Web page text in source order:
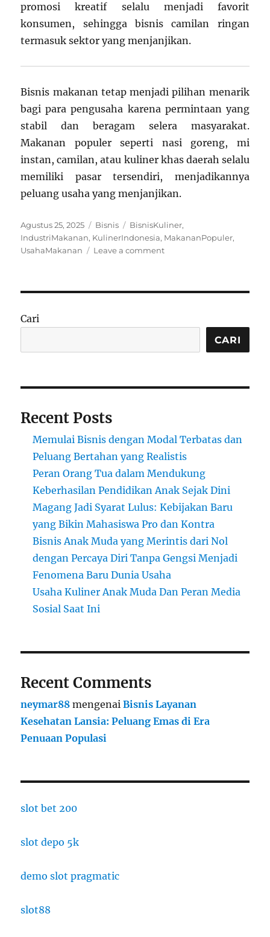
promosi kreatif selalu menjadi favorit
konsumen, sehingga bisnis camilan ringan
termasuk sektor yang menjanjikan.
Bisnis makanan tetap menjadi pilihan menarik
bagi para pengusaha karena permintaan yang
stabil dan beragam selera masyarakat.
Makanan populer seperti nasi goreng, mi
instan, camilan, atau kuliner khas daerah selalu
memiliki pasar tersendiri, menjadikannya
peluang usaha yang menjanjikan.
Posted
on
Agustus 25, 2025 Categories
Bisnis Tags
BisnisKuliner,
IndustriMakanan, KulinerIndonesia, MakananPopuler,
UsahaMakanan
Leave a commenton
di
Cari
CARI
Recent Posts
Memulai Bisnis dengan Modal Terbatas dan
Peluang Bertahan yang Realistis
Peran Orang Tua dalam Mendukung
Keberhasilan Pendidikan Anak Sejak Dini
Magang Jadi Syarat Lulus: Kebijakan Baru
yang Bikin Mahasiswa Pro dan Kontra
Bisnis Anak Muda yang Merintis dari Nol
dengan Percaya Diri Tanpa Gengsi Menjadi
Fenomena Baru Dunia Usaha
Usaha Kuliner Anak Muda Dan Peran Media
Sosial Saat Ini
Recent Comments
neymar88 mengenaiBisnis Layanan
Kesehatan Lansia: Peluang Emas di Era
Penuaan Populasi
slot bet 200
slot depo 5k
demo slot pragmatic
slot88